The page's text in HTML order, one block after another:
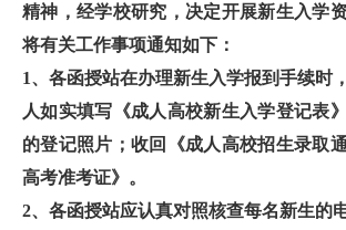
精神，经学校研究，决定开展新生入学
将有关工作事项通知如下：
1、各函授站在办理新生入学报到手续时
人如实填写《成人高校新生入学登记表
的登记照片；收回《成人高校招生录取
高考准考证》。
2、各函授站应认真对照核查每名新生的